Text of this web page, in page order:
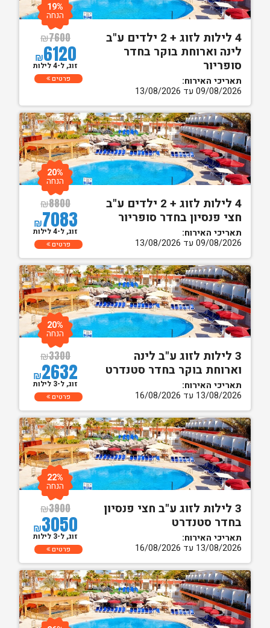
4 לילות לזוג + 2 ילדים ע"ב
לינה וארוחת בוקר בחדר
סופריור
תאריכי האירוח:
09/08/2026 עד 13/08/2026
₪7600
₪6120
19%
הנחה
זוג, ל-4 לילות
פרטים
4 לילות לזוג + 2 ילדים ע"ב
חצי פנסיון בחדר סופריור
תאריכי האירוח:
09/08/2026 עד 13/08/2026
₪8800
₪7083
20%
הנחה
זוג, ל-4 לילות
פרטים
3 לילות לזוג ע"ב לינה
וארוחת בוקר בחדר סטנדרט
תאריכי האירוח:
13/08/2026 עד 16/08/2026
₪3300
₪2632
20%
הנחה
זוג, ל-3 לילות
פרטים
3 לילות לזוג ע"ב חצי פנסיון
בחדר סטנדרט
תאריכי האירוח:
13/08/2026 עד 16/08/2026
₪3900
₪3050
22%
הנחה
זוג, ל-3 לילות
פרטים